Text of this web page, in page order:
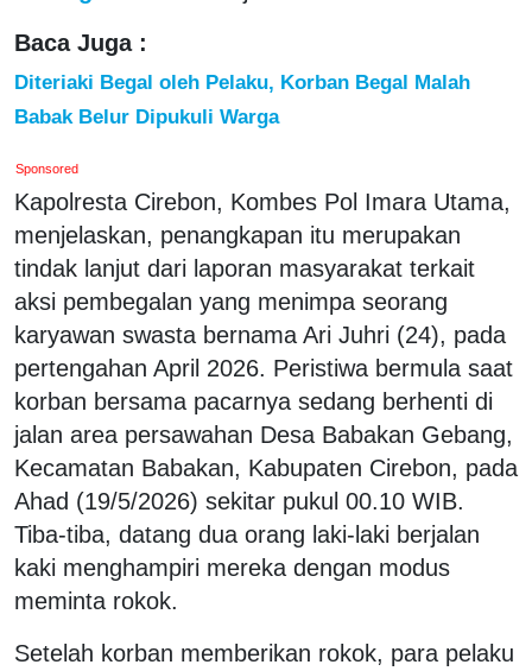
Baca Juga :
Diteriaki Begal oleh Pelaku, Korban Begal Malah
Babak Belur Dipukuli Warga
Sponsored
Kapolresta Cirebon, Kombes Pol Imara Utama,
menjelaskan, penangkapan itu merupakan
tindak lanjut dari laporan masyarakat terkait
aksi pembegalan yang menimpa seorang
karyawan swasta bernama Ari Juhri (24), pada
pertengahan April 2026. Peristiwa bermula saat
korban bersama pacarnya sedang berhenti di
jalan area persawahan Desa Babakan Gebang,
Kecamatan Babakan, Kabupaten Cirebon, pada
Ahad (19/5/2026) sekitar pukul 00.10 WIB.
Tiba-tiba, datang dua orang laki-laki berjalan
kaki menghampiri mereka dengan modus
meminta rokok.
Setelah korban memberikan rokok, para pelaku